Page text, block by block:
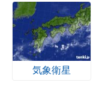
気象衛星